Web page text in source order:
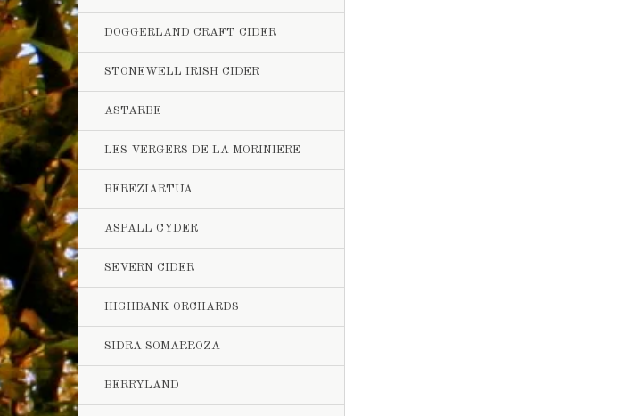
DOGGERLAND CRAFT CIDER
STONEWELL IRISH CIDER
ASTARBE
LES VERGERS DE LA MORINIERE
BEREZIARTUA
ASPALL CYDER
SEVERN CIDER
HIGHBANK ORCHARDS
SIDRA SOMARROZA
BERRYLAND